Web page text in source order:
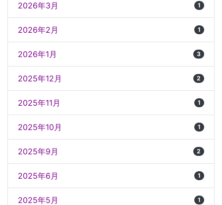
2026年3月 1
2026年2月 1
2026年1月 3
2025年12月 2
2025年11月 1
2025年10月 1
2025年9月 2
2025年6月 1
2025年5月 1